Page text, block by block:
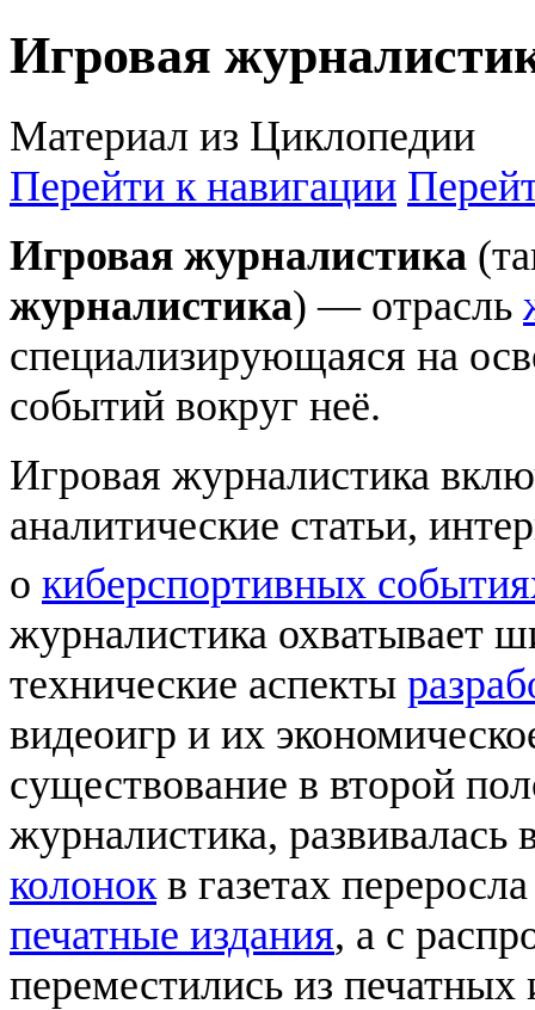
Игровая
Материал из Циклопедии
Перейти к навигации
Игровая журналистика
журналистика) — отрасль
специализирующаяся на
событий вокруг неё.
Игровая журналистика
аналитические статьи,
о киберспортивных
журналистика охватывает
технические аспекты
видеоигр и их
существование в второй
журналистика,
колонок в газетах
печатные издания, а с
переместились из